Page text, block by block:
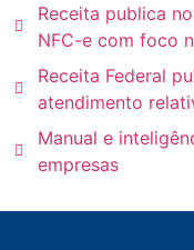
Receita publica
NFC-e com foco
Receita Federal
atendimento
Manual e
empresas